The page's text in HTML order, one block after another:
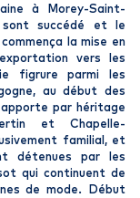
à Morey-Saint-
sont succédé et le
la mise en
vers les
figrure parmi les
au début des
apporte par héritage
et Chapelle-
familial, et
détenues par les
qui continuent de
de mode. Début